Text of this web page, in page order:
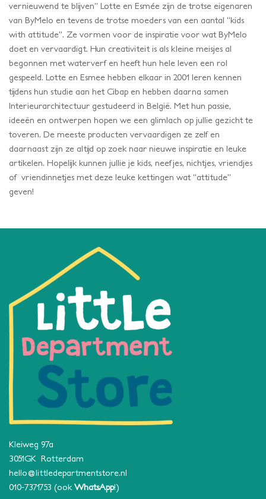
vernieuwend te blijven” Lotte en Esmée zijn de trotse eigenaren
van ByMelo en tevens de trotse moeders van een aantal “kids
with attitude’’. Ze vormen voor de inspiratie voor wat ByMelo
doet en vervaardigt. Hun creativiteit is als kleine meisjes al
begonnen met waterverf en heeft hun hele leven een rol
gespeeld. Lotte en Esmee hebben elkaar in 2001 leren kennen
tijdens hun studie aan het Cibap en hebben daarna samen
Interieurarchitectuur gestudeerd in België. Met hun passie,
ideeën en ontwerpen hopen we een glimlach op jullie gezicht te
toveren. De meeste producten vervaardigen ze zelf en
daarnaast zijn ze altijd op zoek naar nieuwe inspiratie en leuke
artikelen. Hopelijk kunnen jullie je kids, neefjes, nichtjes, vriendjes
of vriendinnetjes met deze leuke kettingen wat “attitude”
geven!
Kleiweg 97a
3051GK Rotterdam
hello@littledepartmentstore.nl
010-7371753 (ook WhatsApp!)